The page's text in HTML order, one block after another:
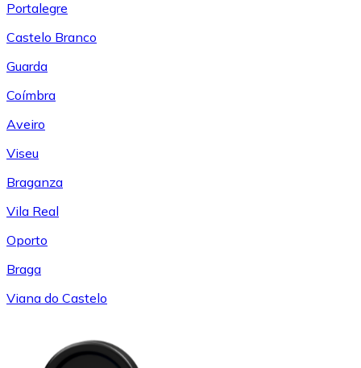
Portalegre
Castelo Branco
Guarda
Coímbra
Aveiro
Viseu
Braganza
Vila Real
Oporto
Braga
Viana do Castelo